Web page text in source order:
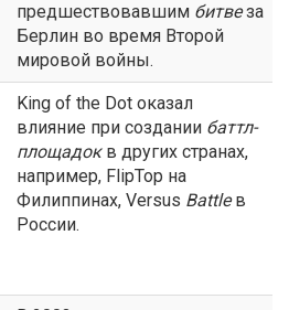
предшествовавшим битвеза
Берлин во время Второй
мировой войны.
King of the Dot оказал
влияние при создании баттл-
площадокв других странах,
например, FlipTop на
Филиппинах, Versus Battleв
России.